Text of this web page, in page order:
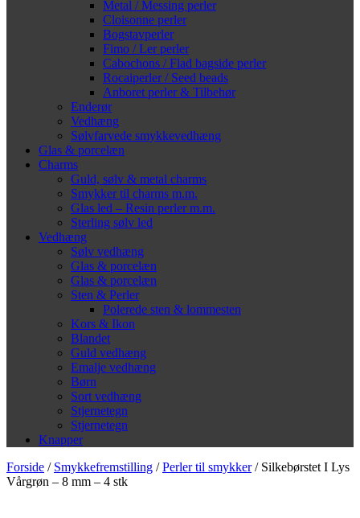
Metal / Messing perler
Cloisonne perler
Bogstavperler
Fimo / Ler perler
Cabochons / Flad bagside perler
Rocaiperler / Seed beads
Anboret perler & Tilbehør
Enderør
Vedhæng
Sølvfarvede smykkevedhæng
Glas & porcelæn
Charms
Guld, sølv & metal charms
Smykker til charms m.m.
Glas led – Resin perler m.m.
Sterling sølv led
Vedhæng
Sølv vedhæng
Glas & porcelæn
Glas & porcelæn
Sten & Perler
Polerede sten & lommesten
Kors & Ikon
Blandet
Guld vedhæng
Emalje vedhæng
Børn
Sort vedhæng
Stjernetegn
Stjernetegn
Knapper
Forside / Smykkefremstilling /Perler til smykker/ Silkebørstet I Lys
Vårgrøn – 8 mm – 4 stk